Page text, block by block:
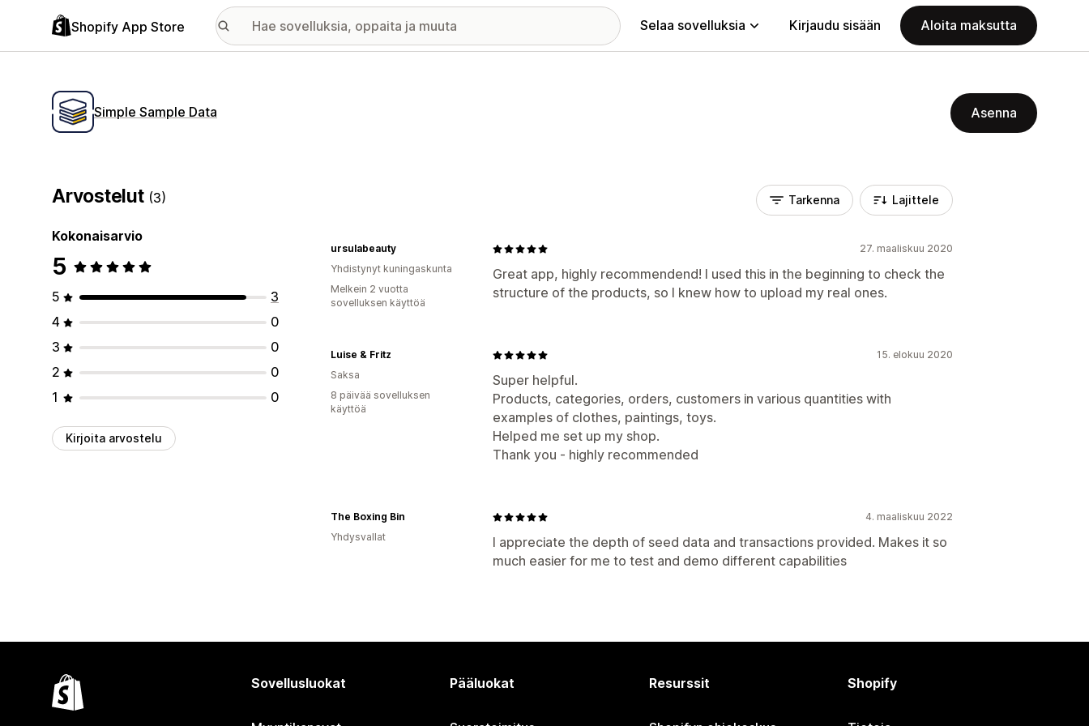
Shopify App Store Selaa sovelluksia Kirjaudu sisään Aloita maksutta
Simple Sample Data Asenna
Arvostelut (3)
Kokonaisarvio
5
5
3
4
0
3
0
2
0
1
0
Kirjoita arvostelu
Tarkenna Lajittele
27. maaliskuu 2020
Great app, highly recommendend! I used this in the beginning to check the
structure of the products, so I knew how to upload my real ones.
ursulabeauty
Yhdistynyt kuningaskunta
Melkein 2 vuotta
sovelluksen käyttöä
15. elokuu 2020
Super helpful.
Products, categories, orders, customers in various quantities with
examples of clothes, paintings, toys.
Helped me set up my shop.
Thank you - highly recommended
Luise & Fritz
Saksa
8 päivää sovelluksen
käyttöä
4. maaliskuu 2022
I appreciate the depth of seed data and transactions provided. Makes it so
much easier for me to test and demo different capabilities
The Boxing Bin
Yhdysvallat
Sovellusluokat Pääluokat Resurssit Shopify